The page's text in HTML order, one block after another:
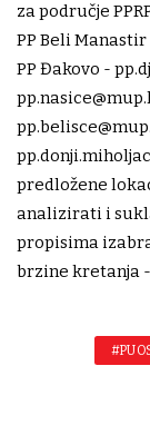
za područje
PP Beli Manastir
PP Đakovo -
predložene
analizirati i
propisima
brzine kretanja
#PU